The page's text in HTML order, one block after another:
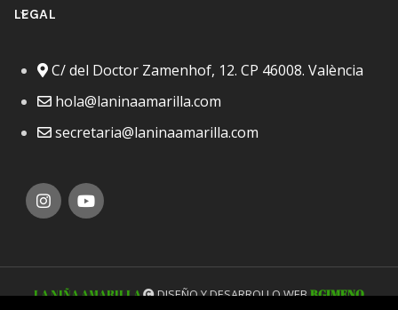
LEGAL
C/ del Doctor Zamenhof, 12. CP 46008. València
hola@laninaamarilla.com
secretaria@laninaamarilla.com
LA NIÑA AMARILLA DISEÑO Y DESARROLLO WEBBGIMENO